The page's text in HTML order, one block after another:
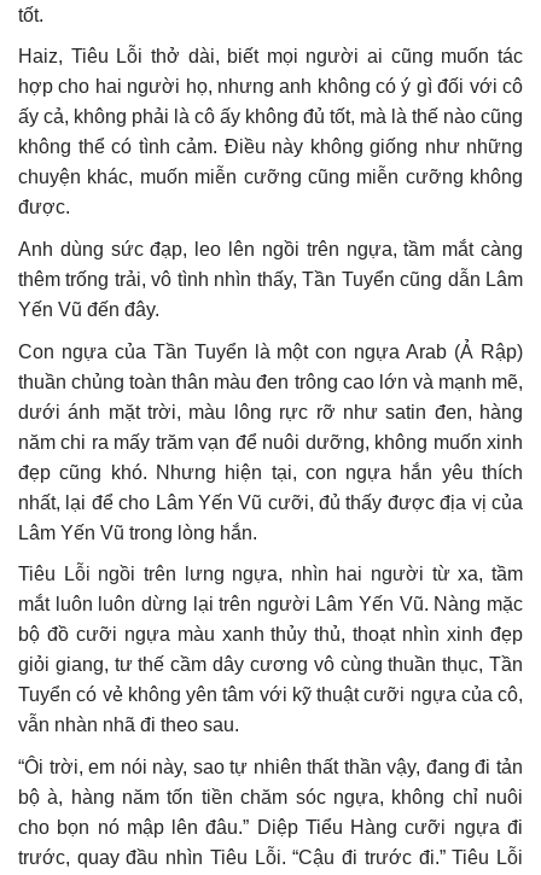
tốt.
Haiz, Tiêu Lỗi thở dài, biết mọi người ai cũng muốn tác
hợp cho hai người họ, nhưng anh không có ý gì đối với cô
ấy cả, không phải là cô ấy không đủ tốt, mà là thế nào cũng
không thể có tình cảm. Điều này không giống như những
chuyện khác, muốn miễn cưỡng cũng miễn cưỡng không
được.
Anh dùng sức đạp, leo lên ngồi trên ngựa, tầm mắt càng
thêm trống trải, vô tình nhìn thấy, Tần Tuyển cũng dẫn Lâm
Yến Vũ đến đây.
Con ngựa của Tần Tuyển là một con ngựa Arab (Ả Rập)
thuần chủng toàn thân màu đen trông cao lớn và mạnh mẽ,
dưới ánh mặt trời, màu lông rực rỡ như satin đen, hàng
năm chi ra mấy trăm vạn để nuôi dưỡng, không muốn xinh
đẹp cũng khó. Nhưng hiện tại, con ngựa hắn yêu thích
nhất, lại để cho Lâm Yến Vũ cưỡi, đủ thấy được địa vị của
Lâm Yến Vũ trong lòng hắn.
Tiêu Lỗi ngồi trên lưng ngựa, nhìn hai người từ xa, tầm
mắt luôn luôn dừng lại trên người Lâm Yến Vũ. Nàng mặc
bộ đồ cưỡi ngựa màu xanh thủy thủ, thoạt nhìn xinh đẹp
giỏi giang, tư thế cầm dây cương vô cùng thuần thục, Tần
Tuyển có vẻ không yên tâm với kỹ thuật cưỡi ngựa của cô,
vẫn nhàn nhã đi theo sau.
“Ôi trời, em nói này, sao tự nhiên thất thần vậy, đang đi tản
bộ à, hàng năm tốn tiền chăm sóc ngựa, không chỉ nuôi
cho bọn nó mập lên đâu.” Diệp Tiểu Hàng cưỡi ngựa đi
trước, quay đầu nhìn Tiêu Lỗi. “Cậu đi trước đi.” Tiêu Lỗi